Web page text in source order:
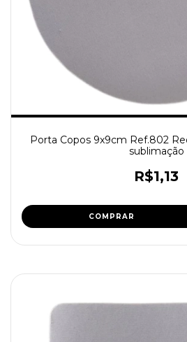
Porta Copos 9x9cm Ref.802
sublimação
R$1,13